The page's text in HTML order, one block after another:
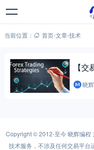
当前位置： 首页-文章-技术
【
晓
Copyright © 2012-至今晓辉编程
技术服务，不涉及任何交易平台